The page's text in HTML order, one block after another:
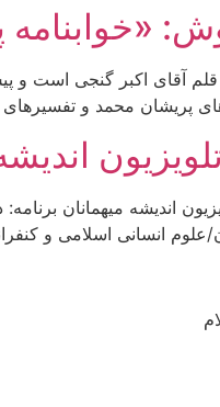
«خوابنامه
پریشان محمد و
انديشه ميهمانان